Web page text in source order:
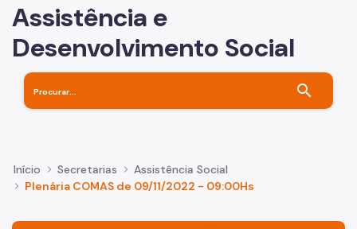
Assistência e
Desenvolvimento Social
search
Início Secretarias
Assistência Social
Plenária COMAS de 09/11/2022 - 09:00Hs